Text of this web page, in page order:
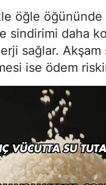
öğle öğününde
sindirimi daha
sağlar. Akşam
ise ödem